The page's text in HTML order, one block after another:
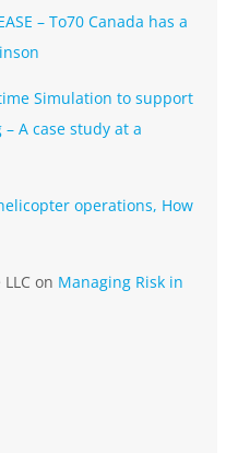
– To70 Canada has a
Simulation to support
A case study at a
operations, How
on Managing Risk in